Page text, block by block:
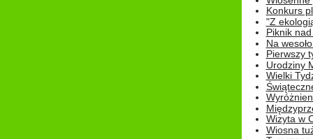
Konkurs
"Z
Piknik
Na
Pierwszy
Urodziny
Wielki
Wizyta w
Wiosna